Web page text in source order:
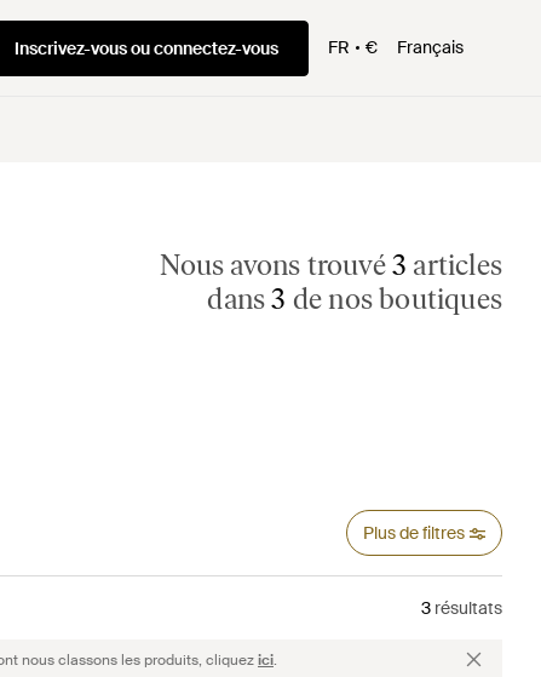
Inscrivez-vous ou connectez-vous FR € Français
Nous avons trouvé3 articles
dans3 de nos boutiques
Plus de filtres
3 résultats
nous classons les produits, cliquezici.